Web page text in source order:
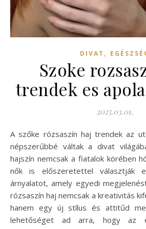
DIVAT ,
Szoke
trendek es
2025.03.01.
A szőke rózsaszín haj trendek az utóbbi években egyre
népszerűbbé váltak a divat
hajszín nemcsak a fiatalok körében
nők is előszeretettel választják
árnyalatot, amely egyedi
rózsaszín haj nemcsak a kreativitás
hanem egy új stílus és attitűd
lehetőséget ad arra, hogy az